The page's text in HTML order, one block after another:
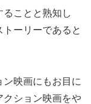
ことと熟知し
ーリーであると
ン映画にもお目に
クション映画をや